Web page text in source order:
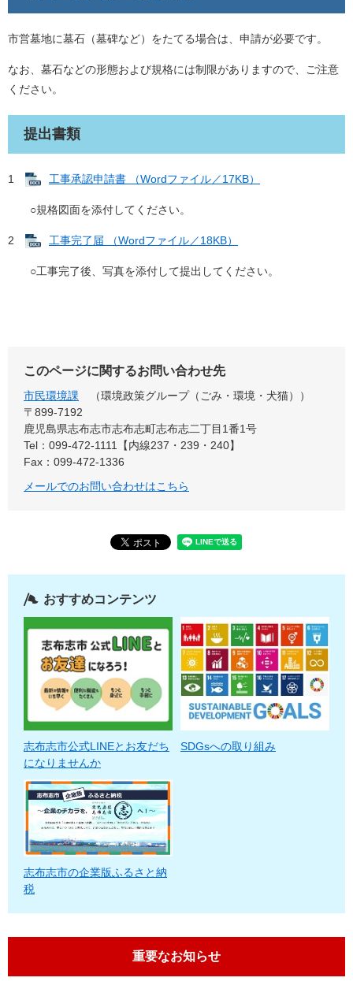
市営墓地に墓石（墓碑など）をたてる場合は、申請が必要です。
なお、墓石などの形態および規格には制限がありますので、ご注意
ください。
提出書類
1 工事承認申請書 （Wordファイル／17KB）
○規格図面を添付してください。
2 工事完了届 （Wordファイル／18KB）
○工事完了後、写真を添付して提出してください。
このページに関するお問い合わせ先
市民環境課
環境政策グループ（ごみ・環境・犬猫）
〒899‐7192
鹿児島県志布志市志布志町志布志二丁目1番1号
Tel：099-472-1111【内線237・239・240】
Fax：099-472-1336
メールでのお問い合わせはこちら
おすすめコンテンツ
志布志市公式LINEとお友だち
になりませんか
SDGsへの取り組み
志布志市の企業版ふるさと納
税
重要なお知らせ